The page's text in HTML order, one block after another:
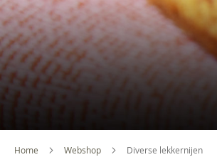
Home Webshop Diverse lekkernijen